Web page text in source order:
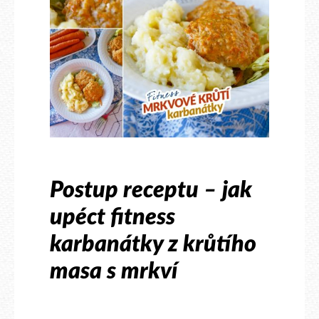
Postup receptu – jak
upéct fitness
karbanátky z krůtího
masa s mrkví